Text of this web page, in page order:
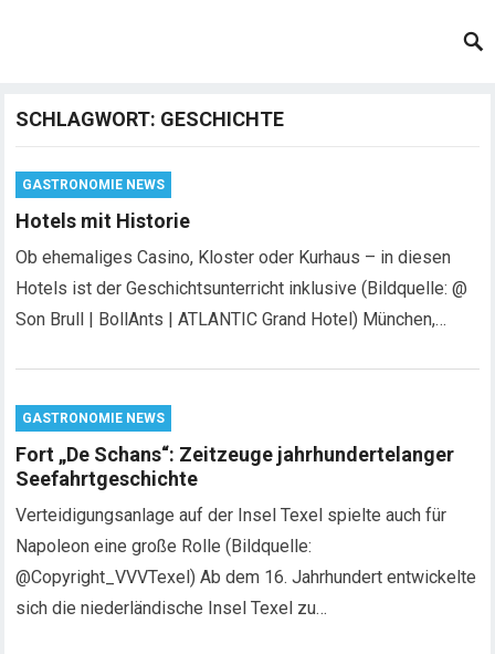
SCHLAGWORT: GESCHICHTE
GASTRONOMIE NEWS
Hotels mit Historie
Ob ehemaliges Casino, Kloster oder Kurhaus – in diesen
Hotels ist der Geschichtsunterricht inklusive (Bildquelle: @
Son Brull | BollAnts | ATLANTIC Grand Hotel) München,…
GASTRONOMIE NEWS
Fort „De Schans“: Zeitzeuge jahrhundertelanger
Seefahrtgeschichte
Verteidigungsanlage auf der Insel Texel spielte auch für
Napoleon eine große Rolle (Bildquelle:
@Copyright_VVVTexel) Ab dem 16. Jahrhundert entwickelte
sich die niederländische Insel Texel zu…